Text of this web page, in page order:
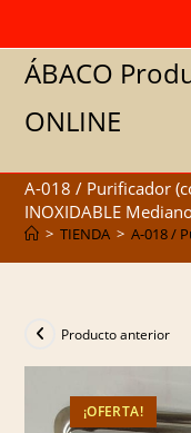
contenido
ÁBACO
ONLINE
A-018 / Purificador
INOXIDABLE
> TIENDA > A-018 /
¡OFERTA!
Producto anterior